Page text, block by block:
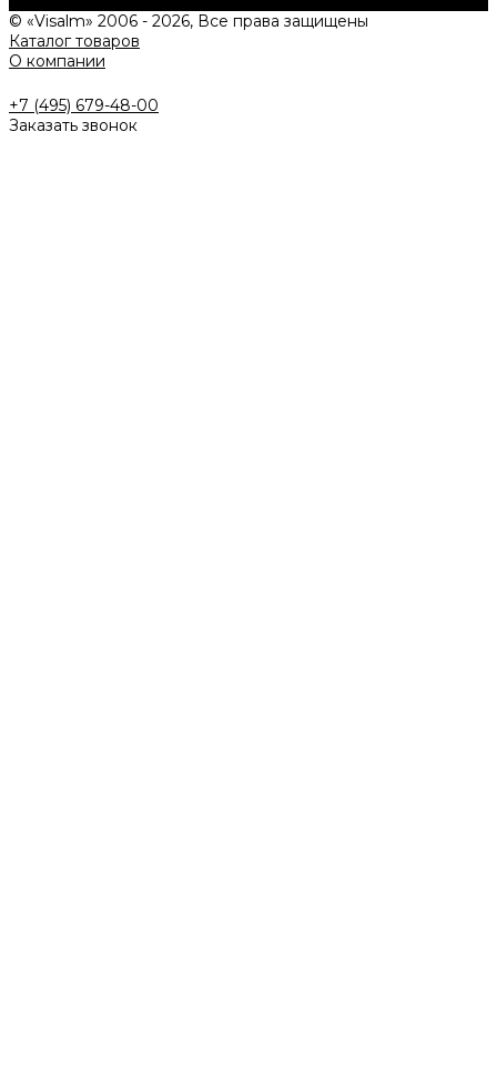
© «Visalm» 2006 - 2026, Все права защищены
Каталог товаров
О компании
+7 (495) 679-48-00
Заказать звонок